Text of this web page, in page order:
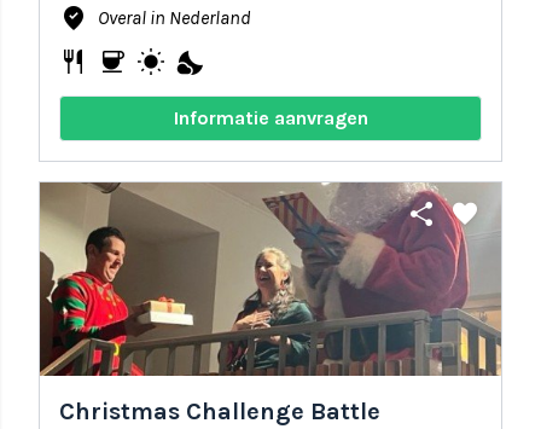
where_to_vote Overal in Nederland
restaurant coffee wb_sunny nights_stay
Informatie aanvragen
share favorite
Christmas Challenge Battle